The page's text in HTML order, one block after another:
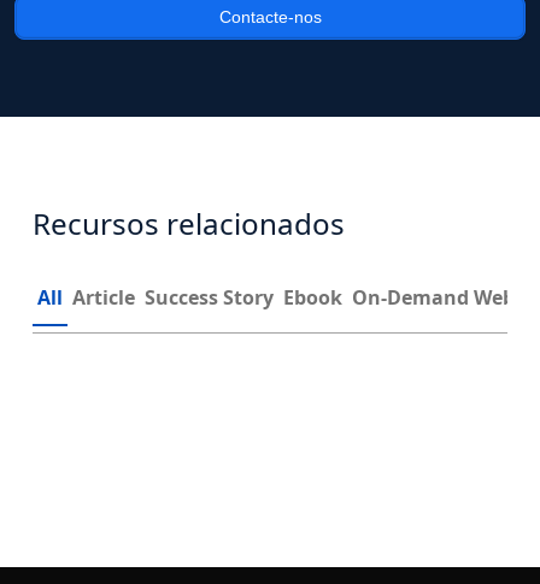
Contacte-nos
Recursos relacionados
All Article Success Story Ebook On-Demand